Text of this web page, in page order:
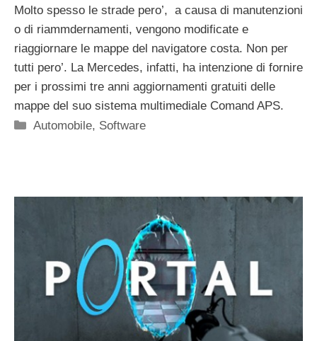
Molto spesso le strade pero’, a causa di manutenzioni
o di riammdernamenti, vengono modificate e
riaggiornare le mappe del navigatore costa. Non per
tutti pero’. La Mercedes, infatti, ha intenzione di fornire
per i prossimi tre anni aggiornamenti gratuiti delle
mappe del suo sistema multimediale Comand APS.
Categorie
Automobile, Software